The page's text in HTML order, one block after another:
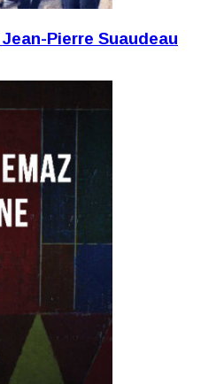
Pierre Suaudeau